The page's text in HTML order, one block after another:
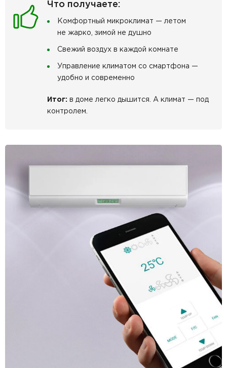
Что получаете:
Комфортный микроклимат — летом
не жарко, зимой не душно
Свежий воздух в каждой комнате
Управление климатом со смартфона —
удобно и современно
Итог: в доме легко дышится. А климат — под
контролем.